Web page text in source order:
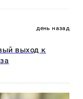
день назад
выход к